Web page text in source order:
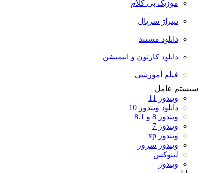
موزیک بی کلام
تیتراژ سریال
دانلود مستند
دانلود کارتون و انیمیشن
فیلم آموزشی
سیستم عامل
ویندوز 11
دانلود ویندوز 10
ویندوز 8 و 8.1
ویندوز 7
ویندوز xp
ویندوز سرور
لینوکس
ویندوز